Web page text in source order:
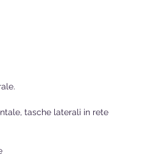
tasche laterali in rete